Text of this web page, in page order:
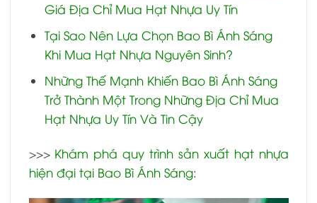
Giá Địa Chỉ Mua Hạt Nhựa Uy Tín
Tại Sao Nên Lựa Chọn Bao Bì Ánh Sáng
Khi Mua Hạt Nhựa Nguyên Sinh?
Những Thế Mạnh Khiến Bao Bì Ánh Sáng
Trở Thành Một Trong Những Địa Chỉ Mua
Hạt Nhựa Uy Tín Và Tin Cậy
>>> Khám phá quy trình sản xuất hạt nhựa
hiện đại tại Bao Bì Ánh Sáng: